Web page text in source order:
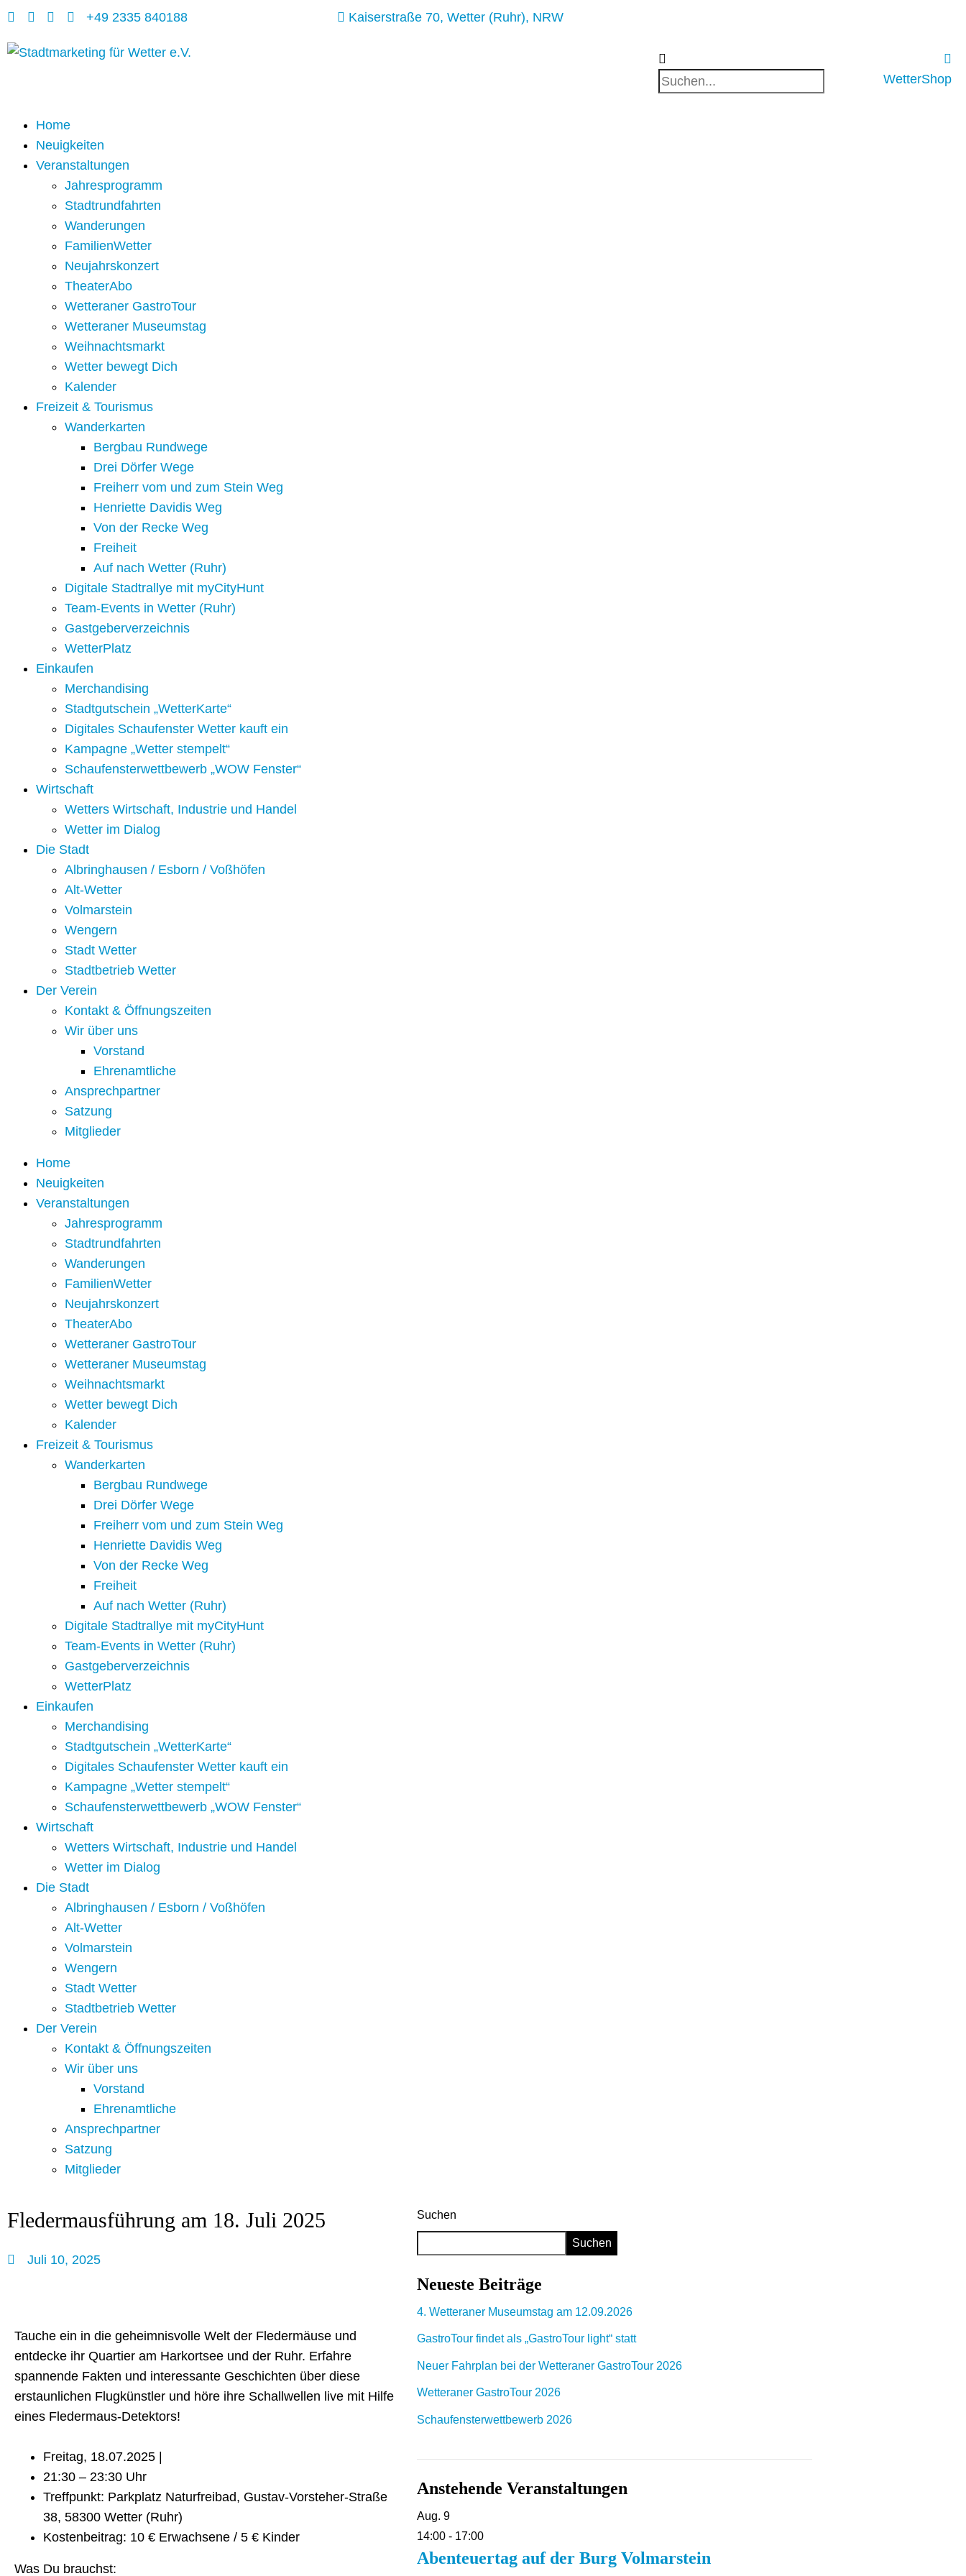
+49 2335 840188 Kaiserstraße 70, Wetter (Ruhr), NRW
WetterShop
Home
Neuigkeiten
Veranstaltungen
Jahresprogramm
Stadtrundfahrten
Wanderungen
FamilienWetter
Neujahrskonzert
TheaterAbo
Wetteraner GastroTour
Wetteraner Museumstag
Weihnachtsmarkt
Wetter bewegt Dich
Kalender
Freizeit & Tourismus
Wanderkarten
Bergbau Rundwege
Drei Dörfer Wege
Freiherr vom und zum Stein Weg
Henriette Davidis Weg
Von der Recke Weg
Freiheit
Auf nach Wetter (Ruhr)
Digitale Stadtrallye mit myCityHunt
Team-Events in Wetter (Ruhr)
Gastgeberverzeichnis
WetterPlatz
Einkaufen
Merchandising
Stadtgutschein „WetterKarte“
Digitales Schaufenster Wetter kauft ein
Kampagne „Wetter stempelt“
Schaufensterwettbewerb „WOW Fenster“
Wirtschaft
Wetters Wirtschaft, Industrie und Handel
Wetter im Dialog
Die Stadt
Albringhausen / Esborn / Voßhöfen
Alt-Wetter​
Volmarstein
Wengern
Stadt Wetter
Stadtbetrieb Wetter
Der Verein
Kontakt & Öffnungszeiten
Wir über uns
Vorstand
Ehrenamtliche
Ansprechpartner
Satzung
Mitglieder
Home
Neuigkeiten
Veranstaltungen
Jahresprogramm
Stadtrundfahrten
Wanderungen
FamilienWetter
Neujahrskonzert
TheaterAbo
Wetteraner GastroTour
Wetteraner Museumstag
Weihnachtsmarkt
Wetter bewegt Dich
Kalender
Freizeit & Tourismus
Wanderkarten
Bergbau Rundwege
Drei Dörfer Wege
Freiherr vom und zum Stein Weg
Henriette Davidis Weg
Von der Recke Weg
Freiheit
Auf nach Wetter (Ruhr)
Digitale Stadtrallye mit myCityHunt
Team-Events in Wetter (Ruhr)
Gastgeberverzeichnis
WetterPlatz
Einkaufen
Merchandising
Stadtgutschein „WetterKarte“
Digitales Schaufenster Wetter kauft ein
Kampagne „Wetter stempelt“
Schaufensterwettbewerb „WOW Fenster“
Wirtschaft
Wetters Wirtschaft, Industrie und Handel
Wetter im Dialog
Die Stadt
Albringhausen / Esborn / Voßhöfen
Alt-Wetter​
Volmarstein
Wengern
Stadt Wetter
Stadtbetrieb Wetter
Der Verein
Kontakt & Öffnungszeiten
Wir über uns
Vorstand
Ehrenamtliche
Ansprechpartner
Satzung
Mitglieder
Fledermausführung am 18. Juli 2025
Juli 10, 2025
Tauche ein in die geheimnisvolle Welt der Fledermäuse und
entdecke ihr Quartier am Harkortsee und der Ruhr. Erfahre
spannende Fakten und interessante Geschichten über diese
erstaunlichen Flugkünstler und höre ihre Schallwellen live mit Hilfe
eines Fledermaus-Detektors!
Freitag, 18.07.2025 |
21:30 – 23:30 Uhr
Treffpunkt: Parkplatz Naturfreibad, Gustav-Vorsteher-Straße
38, 58300 Wetter (Ruhr)
Kostenbeitrag: 10 € Erwachsene / 5 € Kinder
Was Du brauchst:
Suchen
Suchen
Neueste Beiträge
4. Wetteraner Museumstag am 12.09.2026
GastroTour findet als „GastroTour light“ statt
Neuer Fahrplan bei der Wetteraner GastroTour 2026
Wetteraner GastroTour 2026
Schaufensterwettbewerb 2026
Anstehende Veranstaltungen
Aug. 9
14:00 - 17:00
Abenteuertag auf der Burg Volmarstein